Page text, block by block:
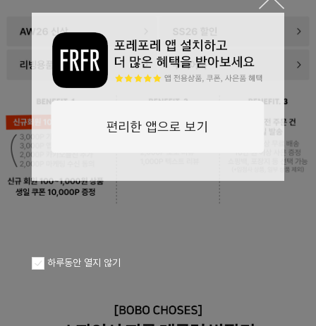
하루동안 열지 않기